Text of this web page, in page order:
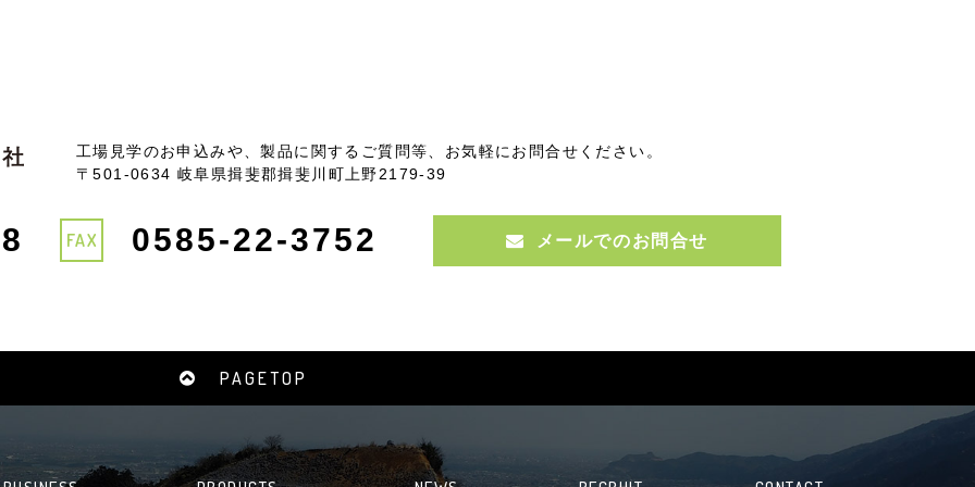
工場見学のお申込みや、製品に関するご質問等、お気軽にお問合せください。
〒501-0634 岐阜県揖斐郡揖斐川町上野2179-39
FAX 0585-22-3752 メールでのお問合せ
PAGETOP